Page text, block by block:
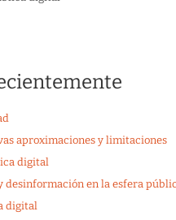
aproximaciones y limitaciones
digital
en la esfera
digital